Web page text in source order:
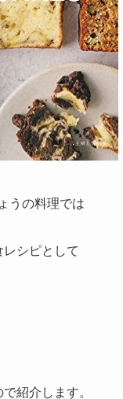
うの料理では
シピとして
紹介します。